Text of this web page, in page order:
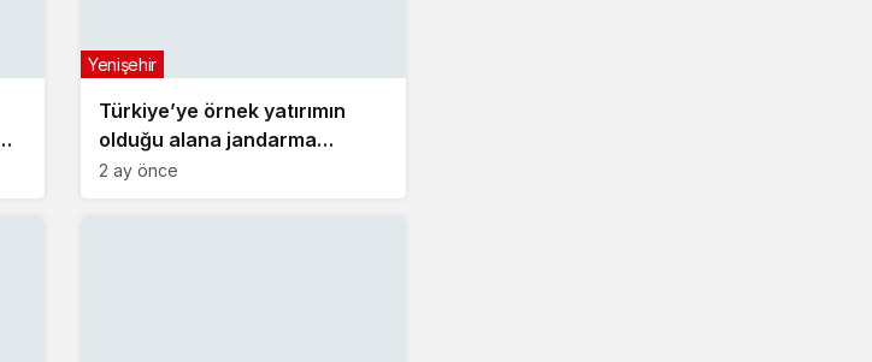
Türkiye’ye örnek yatırımın
olduğu alana jandarma
karakolu yapılıyor
Yenişehir
2 ay önce